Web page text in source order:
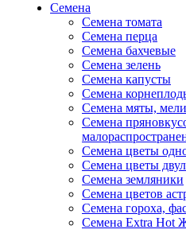
Семена
Семена томата
Семена перца
Семена бахчевые
Семена зелень
Семена капусты
Семена
Семена мяты,
Семена
Семена цветы
Семена цветы
Семена земляники
Семена цветов
Семена гороха,
Семена Extra Hot